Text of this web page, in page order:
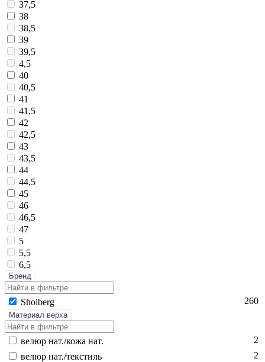
37,5
38
38,5
39
39,5
4,5
40
40,5
41
41,5
42
42,5
43
43,5
44
44,5
45
46
46,5
47
5
5,5
6,5
Бренд
Sho­iberg 260
Материал верха
ве­люр нат./ко­жа нат.
2
ве­люр нат./текс­тиль
2